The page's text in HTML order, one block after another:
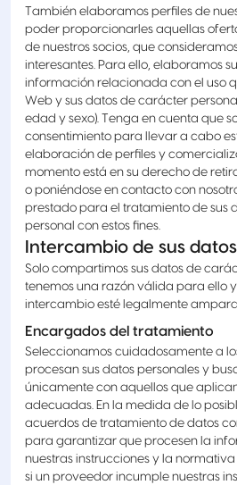
También elaboramos perfiles de
poder proporcionarles aquellas
de nuestros socios, que
interesantes. Para ello, elaboramos
información relacionada con el uso
Web y sus datos de carácter
edad y sexo). Tenga en cuenta que
consentimiento para llevar a cabo
elaboración de perfiles y
momento está en su derecho de
o poniéndose en contacto con
prestado para el tratamiento de sus
personal con estos fines.
Intercambio de sus
Solo compartimos sus datos de
tenemos una razón válida para ello
intercambio esté legalmente
Encargados del tratamiento
Seleccionamos cuidadosamente a
procesan sus datos personales y
únicamente con aquellos que
adecuadas. En la medida de lo
acuerdos de tratamiento de datos
para garantizar que procesen la
nuestras instrucciones y la
si un proveedor incumple nuestras